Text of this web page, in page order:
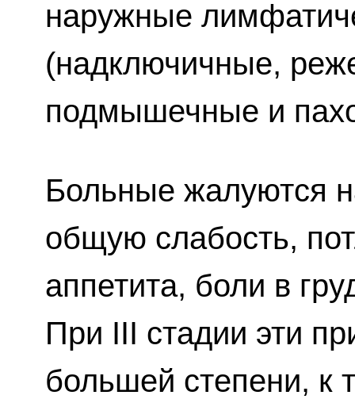
наружные
(надключичные,
подмышечные и
Больные жалуются
общую слабость,
аппетита, боли в
При III стадии эти
большей степени, к